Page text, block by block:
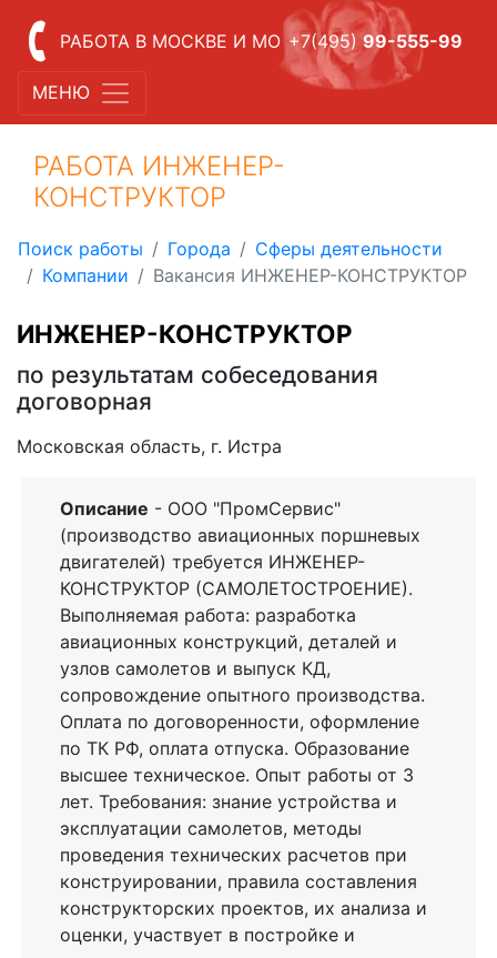
РАБОТА В МОСКВЕ И МО +7(495) 99-555-99
МЕНЮ
РАБОТА ИНЖЕНЕР-
КОНСТРУКТОР
Поиск работы Города
Сферы деятельности
Компании
Вакансия ИНЖЕНЕР-КОНСТРУКТОР
ИНЖЕНЕР-КОНСТРУКТОР
по результатам собеседования
договорная
Московская область, г. Истра
Описание - ООО "ПромСервис"
(производство авиационных поршневых
двигателей) требуется ИНЖЕНЕР-
КОНСТРУКТОР (САМОЛЕТОСТРОЕНИЕ).
Выполняемая работа: разработка
авиационных конструкций, деталей и
узлов самолетов и выпуск КД,
сопровождение опытного производства.
Оплата по договоренности, оформление
по ТК РФ, оплата отпуска. Образование
высшее техническое. Опыт работы от 3
лет. Требования: знание устройства и
эксплуатации самолетов, методы
проведения технических расчетов при
конструировании, правила составления
конструкторских проектов, их анализа и
оценки, участвует в постройке и